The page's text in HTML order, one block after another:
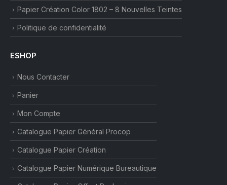
Papier Création Color 1802 – 8 Nouvelles Teintes
Politique de confidentialité
ESHOP
Nous Contacter
Panier
Mon Compte
Catalogue Papier Général Procop
Catalogue Papier Création
Catalogue Papier Numérique Bureautique